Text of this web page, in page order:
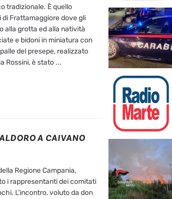
tradizionale. È quello
di Frattamaggiore dove gli
alla grotta ed alla natività
e bidoni in miniatura con
del presepe, realizzato
Rossini, è stato ...
A CAIVANO
Regione Campania,
i rappresentanti dei comitati
L’incontro, voluto da don